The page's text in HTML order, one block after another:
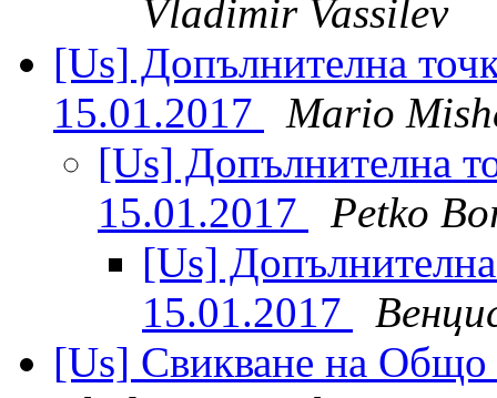
Vladimir Vassilev
[Us] Допълнителна
15.01.2017
Mario
[Us] Допълнителна
15.01.2017
Petko
[Us] Допълнителна
15.01.2017
[Us] Свикване на